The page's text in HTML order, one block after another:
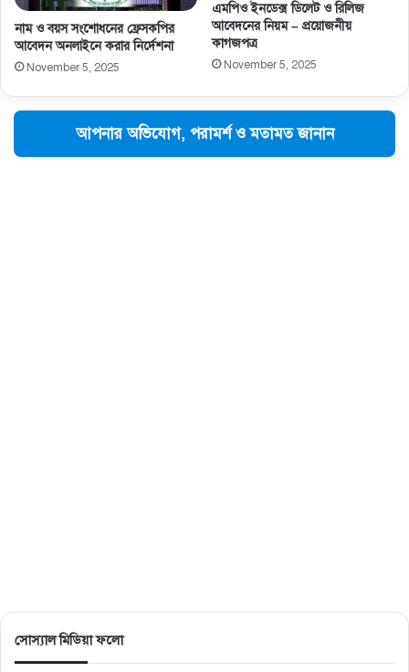
নাম ও বয়স সংশােধনের ফ্রেসকপির
আবেদন অনলাইনে করার নির্দেশনা
November 5, 2025
এমপিও ইনডেক্স ডিলেট ও রিলিজ
আবেদনের নিয়ম – প্রয়োজনীয়
কাগজপত্র
November 5, 2025
আপনার অভিযোগ, পরামর্শ ও মতামত জানান
সোস্যাল মিডিয়া ফলো